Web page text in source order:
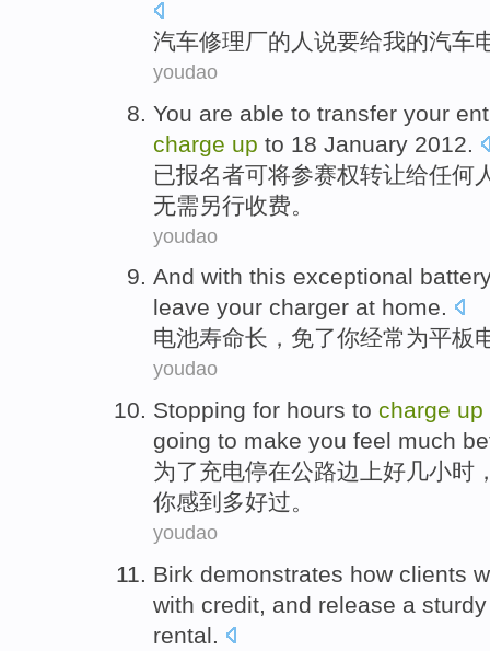
汽车修理厂的 人 说要给我的汽车
youdao
You are able to transfer your
charge up to 18 January 2012.
已报名者可将参赛权转让给任何
无需另行收费 。
youdao
And with this exceptional
leave your charger at home.
电池寿命长，免了你经常为平板
youdao
Stopping for hours to charge up
going to make you feel much
为了充电停在公路边上好几小时
你感到 多好过。
youdao
Birk demonstrates how clients
with credit, and release a sturdy
rental.